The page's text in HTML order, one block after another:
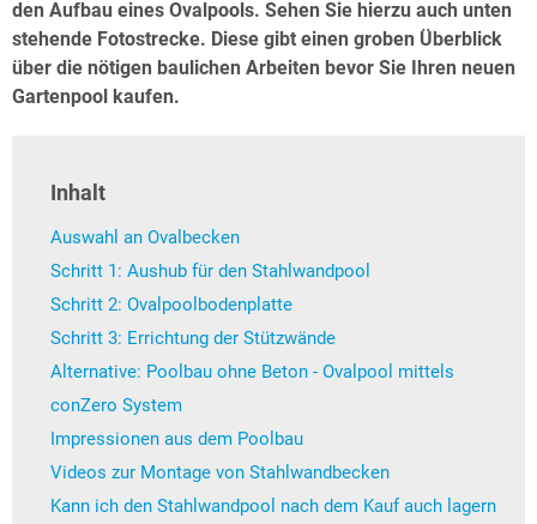
den Aufbau eines Ovalpools. Sehen Sie hierzu auch unten
stehende Fotostrecke. Diese gibt einen groben Überblick
über die nötigen baulichen Arbeiten bevor Sie Ihren neuen
Gartenpool kaufen.
Inhalt
Auswahl an Ovalbecken
Schritt 1: Aushub für den Stahlwandpool
Schritt 2: Ovalpoolbodenplatte
Schritt 3: Errichtung der Stützwände
Alternative: Poolbau ohne Beton - Ovalpool mittels
conZero System
Impressionen aus dem Poolbau
Videos zur Montage von Stahlwandbecken
Kann ich den Stahlwandpool nach dem Kauf auch lagern